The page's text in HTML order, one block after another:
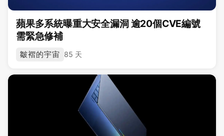
蘋果多系統曝重大安全漏洞 逾20個CVE編號
需緊急修補
皺褶的宇宙 85 天